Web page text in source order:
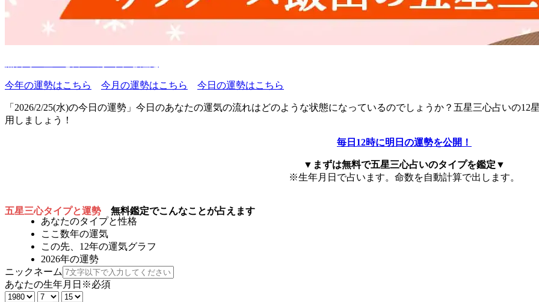
今年の運勢はこちら 今月の運勢はこちら 今日の運勢はこちら
「2026/2/25(水)の今日の運勢」今日のあなたの運気の流れはどのような状態になっているのでしょうか？五星三心占いの
用しましょう！
毎日12時に明日の運勢を公開！
▼まずは無料で五星三心占いのタイプを鑑定▼
※生年月日で占います。命数を自動計算で出します。
五星三心タイプと運勢 無料鑑定でこんなことが占えます
あなたのタイプと性格
ここ数年の運気
この先、12年の運気グラフ
2026年の運勢
ニックネーム
あなたの生年月日 ※必須